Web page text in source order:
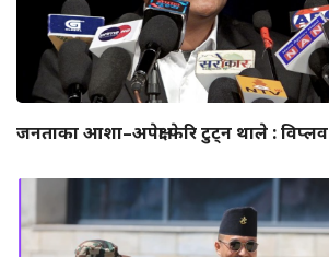
जनताका आशा–अपेक्षा फेरि टुट्न थाले : विप्लव